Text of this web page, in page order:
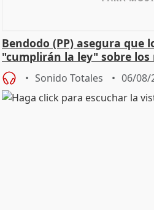
Bendodo (PP) asegura que
"cumplirán la ley" sobre
Sonido Totales 06/08/